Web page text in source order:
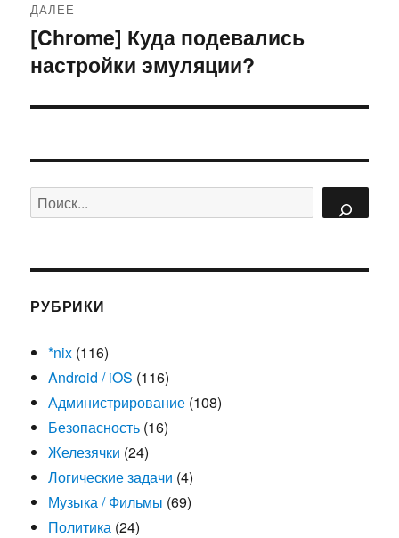
ДАЛЕЕ
Следующая
запись:
[Chrome] Куда подевались
настройки эмуляции?
Поиск
РУБРИКИ
*nix (116)
Android / iOS (116)
Администрирование (108)
Безопасность (16)
Железячки (24)
Логические задачи (4)
Музыка / Фильмы (69)
Политика (24)